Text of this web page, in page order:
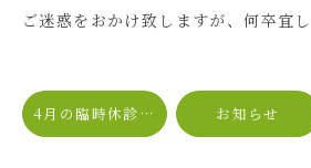
ご迷惑をおかけ致しますが、何卒宜
4月の臨時休診について お知らせ